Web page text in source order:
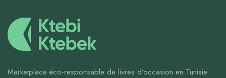
Marketplace éco-responsable de livres d’occasion en Tunisie.